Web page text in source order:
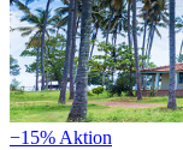
−15% Aktion